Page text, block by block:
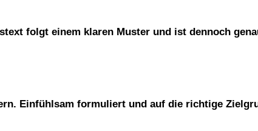
folgt einem klaren Muster und ist dennoch
Einfühlsam formuliert und auf die richtige